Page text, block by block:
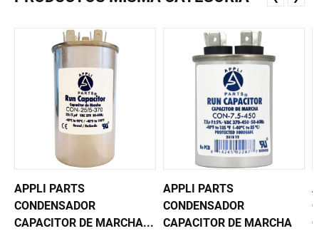
APPLI PARTS
CONDENSADOR
CAPACITOR DE MARCHA...
APPLI PARTS
CONDENSADOR
CAPACITOR DE MARCHA